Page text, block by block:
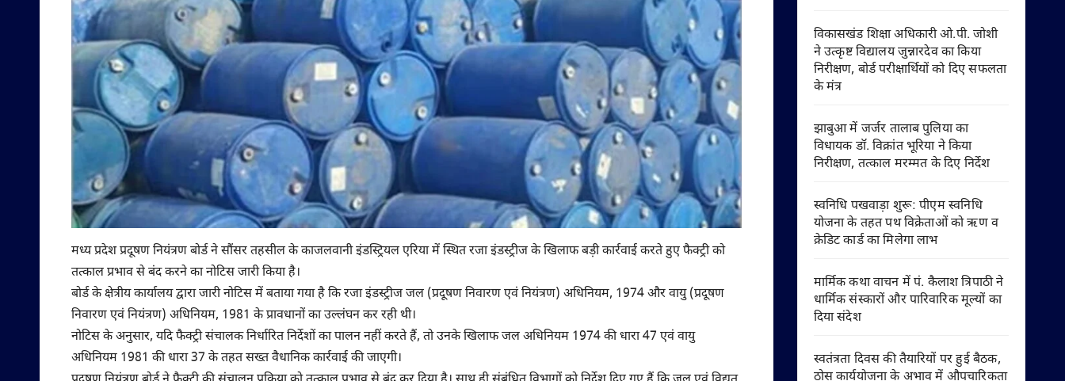
मध्य प्रदेश प्रदूषण नियंत्रण बोर्ड ने सौंसर तहसील के काजलवानी इंडस्ट्रियल एरिया में स्थित रजा इंडस्ट्रीज के खिलाफ बड़ी कार्रवाई करते हुए फैक्ट्री को
तत्काल प्रभाव से बंद करने का नोटिस जारी किया है।
बोर्ड के क्षेत्रीय कार्यालय द्वारा जारी नोटिस में बताया गया है कि रजा इंडस्ट्रीज जल (प्रदूषण निवारण एवं नियंत्रण) अधिनियम, 1974 और वायु (प्रदूषण
निवारण एवं नियंत्रण) अधिनियम, 1981 के प्रावधानों का उल्लंघन कर रही थी।
नोटिस के अनुसार, यदि फैक्ट्री संचालक निर्धारित निर्देशों का पालन नहीं करते हैं, तो उनके खिलाफ जल अधिनियम 1974 की धारा 47 एवं वायु
अधिनियम 1981 की धारा 37 के तहत सख्त वैधानिक कार्रवाई की जाएगी।
विकासखंड शिक्षा अधिकारी ओ.पी. जोशी
ने उत्कृष्ट विद्यालय जुन्नारदेव का किया
निरीक्षण, बोर्ड परीक्षार्थियों को दिए सफलता
के मंत्र
झाबुआ में जर्जर तालाब पुलिया का
विधायक डॉ. विक्रांत भूरिया ने किया
निरीक्षण, तत्काल मरम्मत के दिए निर्देश
स्वनिधि पखवाड़ा शुरू: पीएम स्वनिधि
योजना के तहत पथ विक्रेताओं को ऋण व
क्रेडिट कार्ड का मिलेगा लाभ
मार्मिक कथा वाचन में पं. कैलाश त्रिपाठी ने
धार्मिक संस्कारों और पारिवारिक मूल्यों का
दिया संदेश
स्वतंत्रता दिवस की तैयारियों पर हुई बैठक,
ठोस कार्ययोजना के अभाव में औपचारिकता